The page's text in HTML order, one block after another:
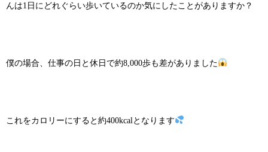
んは1日にどれぐらい歩いているのか気にしたことがありますか？
僕の場合、仕事の日と休日で約8,000歩も差がありました
これをカロリーにすると約400kcalとなります